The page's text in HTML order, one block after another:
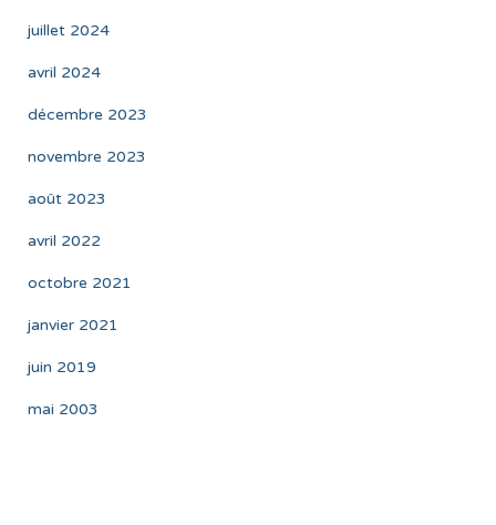
juillet 2024
avril 2024
décembre 2023
novembre 2023
août 2023
avril 2022
octobre 2021
janvier 2021
juin 2019
mai 2003